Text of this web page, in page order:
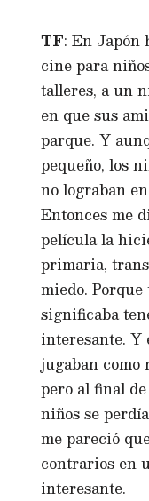
TF: En Japón
cine para
talleres, a un
en que sus
parque. Y
pequeño, los
no lograban
Entonces me
película la
primaria,
miedo.
significaba
interesante. Y
jugaban como
pero al final
niños se
me pareció
contrarios en
interesante.